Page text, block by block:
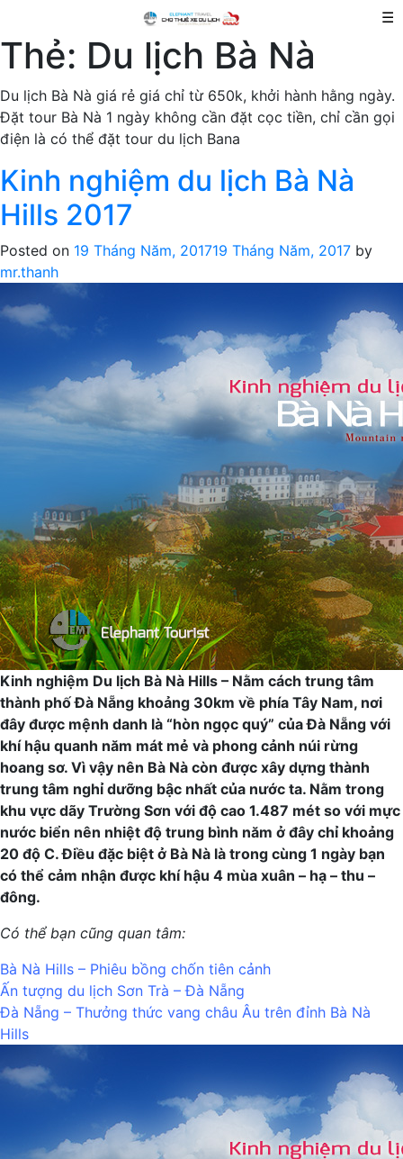
☰
Thẻ: Du lịch Bà Nà
Du lịch Bà Nà giá rẻ giá chỉ từ 650k, khởi hành hằng ngày.
Đặt tour Bà Nà 1 ngày không cần đặt cọc tiền, chỉ cần gọi
điện là có thể đặt tour du lịch Bana
Kinh nghiệm du lịch Bà Nà
Hills 2017
Posted on 19 Tháng Năm, 201719 Tháng Năm, 2017 by
mr.thanh
Kinh nghiệm Du lịch Bà Nà Hills – Nằm cách trung tâm
thành phố Đà Nẵng khoảng 30km về phía Tây Nam, nơi
đây được mệnh danh là “hòn ngọc quý” của Đà Nẵng với
khí hậu quanh năm mát mẻ và phong cảnh núi rừng
hoang sơ. Vì vậy nên Bà Nà còn được xây dựng thành
trung tâm nghỉ dưỡng bậc nhất của nước ta. Nằm trong
khu vực dãy Trường Sơn với độ cao 1.487 mét so với mực
nước biển nên nhiệt độ trung bình năm ở đây chỉ khoảng
20 độ C. Điều đặc biệt ở Bà Nà là trong cùng 1 ngày bạn
có thể cảm nhận được khí hậu 4 mùa xuân – hạ – thu –
đông.
Có thể bạn cũng quan tâm:
Bà Nà Hills – Phiêu bồng chốn tiên cảnh
Ấn tượng du lịch Sơn Trà – Đà Nẵng
Đà Nẵng – Thưởng thức vang châu Âu trên đỉnh Bà Nà
Hills